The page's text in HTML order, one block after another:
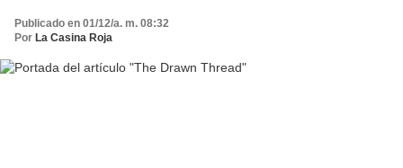
Publicado en 01/12/a. m. 08:32
Por La Casina Roja